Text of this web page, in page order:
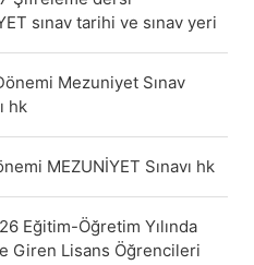
sınav tarihi ve sınav yeri
Mezuniyet Sınav
hk
MEZUNİYET Sınavı hk
Eğitim-Öğretim Yılında
Giren Lisans Öğrencileri